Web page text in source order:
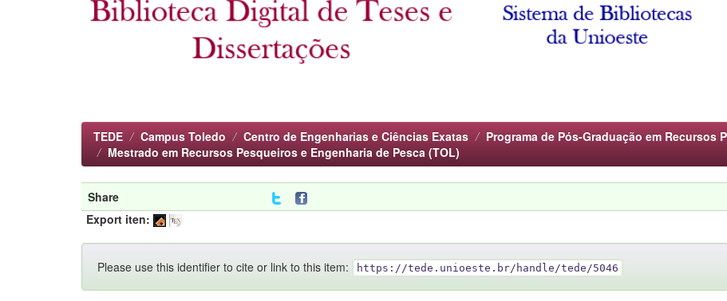
TEDE Campus Toledo Centro de Engenharias e Ciências Exatas
Programa de Pós-Graduação em Recursos
Mestrado em Recursos Pesqueiros e Engenharia de Pesca (TOL)
Share
Export iten:
Please use this identifier to cite or link to this item: https://tede.unioeste.br/handle/tede/5046